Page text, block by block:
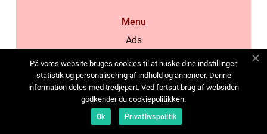
Menu
Ads
Cookies
Contact
Sitemap
På vores website bruges cookies til at huske dine indstillinger,
statistik og personalisering af indhold og annoncer. Denne
information deles med tredjepart. Ved fortsat brug af websiden
godkender du cookiepolitikken.
Ok Privatlivspolitik